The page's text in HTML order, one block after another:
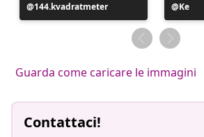
Post
pubblicato
144.kvadratmeter
Post
da
Ke
Guarda come caricare le immagini
Contattaci!